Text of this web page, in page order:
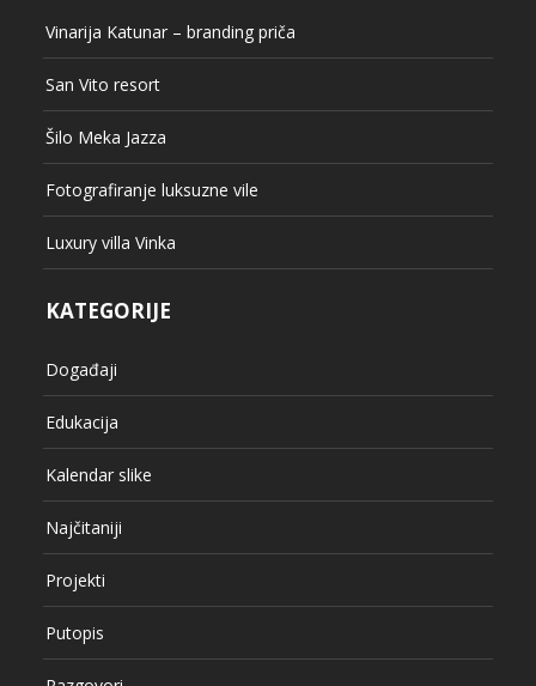
Vinarija Katunar – branding priča
San Vito resort
Šilo Meka Jazza
Fotografiranje luksuzne vile
Luxury villa Vinka
KATEGORIJE
Događaji
Edukacija
Kalendar slike
Najčitaniji
Projekti
Putopis